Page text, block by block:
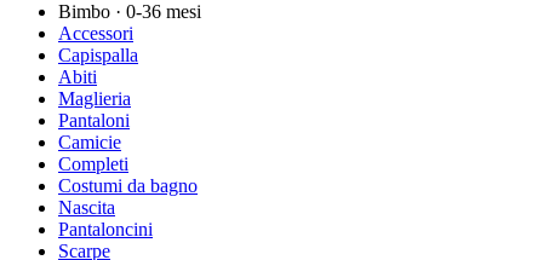
Bimbo · 0-36 mesi
Accessori
Capispalla
Abiti
Maglieria
Pantaloni
Camicie
Completi
Costumi da bagno
Nascita
Pantaloncini
Scarpe